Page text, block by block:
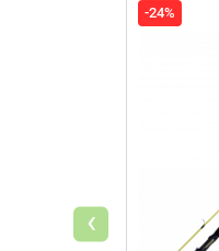
-24%
‹